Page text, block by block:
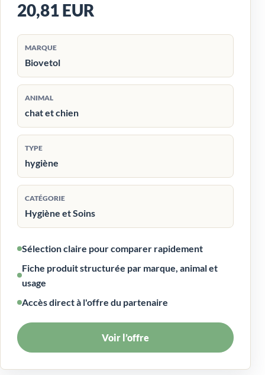
20,81 EUR
MARQUE
Biovetol
ANIMAL
chat et chien
TYPE
hygiène
CATÉGORIE
Hygiène et Soins
Sélection claire pour comparer rapidement
Fiche produit structurée par marque, animal et
usage
Accès direct à l'offre du partenaire
Voir l’offre